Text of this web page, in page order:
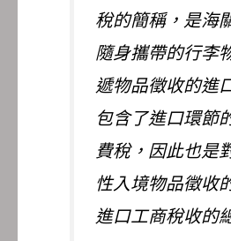
稅的簡稱，是海
隨身攜帶的行李
遞物品徵收的進
包含了進口環節
費稅，因此也是
性入境物品徵收
進口工商稅收的